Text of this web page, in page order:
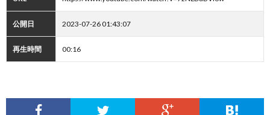
公開日 2023-07-26 01:43:07
再生時間 00:16